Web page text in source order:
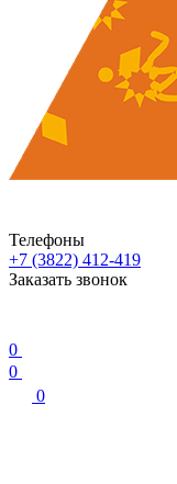
Телефоны
+7 (3822) 412-419
Заказать звонок
0
0
0